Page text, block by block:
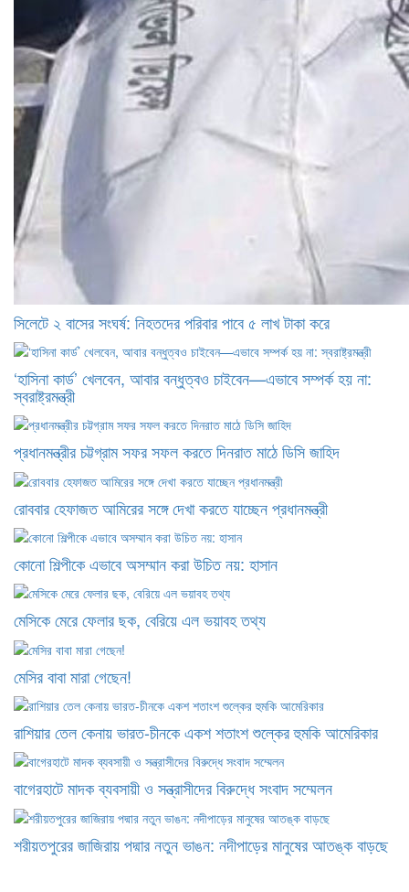
সিলেটে ২ বাসের সংঘর্ষ: নিহতদের পরিবার পাবে ৫ লাখ টাকা করে
‘হাসিনা কার্ড’ খেলবেন, আবার বন্ধুত্বও চাইবেন—এভাবে সম্পর্ক হয় না:
স্বরাষ্ট্রমন্ত্রী
প্রধানমন্ত্রীর চট্টগ্রাম সফর সফল করতে দিনরাত মাঠে ডিসি জাহিদ
রোববার হেফাজত আমিরের সঙ্গে দেখা করতে যাচ্ছেন প্রধানমন্ত্রী
কোনো শিল্পীকে এভাবে অসম্মান করা উচিত নয়: হাসান
মেসিকে মেরে ফেলার ছক, বেরিয়ে এল ভয়াবহ তথ্য
মেসির বাবা মারা গেছেন!
রাশিয়ার তেল কেনায় ভারত-চীনকে একশ শতাংশ শুল্কের হুমকি আমেরিকার
বাগেরহাটে মাদক ব্যবসায়ী ও সন্ত্রাসীদের বিরুদ্ধে সংবাদ সম্মেলন
শরীয়তপুরের জাজিরায় পদ্মার নতুন ভাঙন: নদীপাড়ের মানুষের আতঙ্ক বাড়ছে